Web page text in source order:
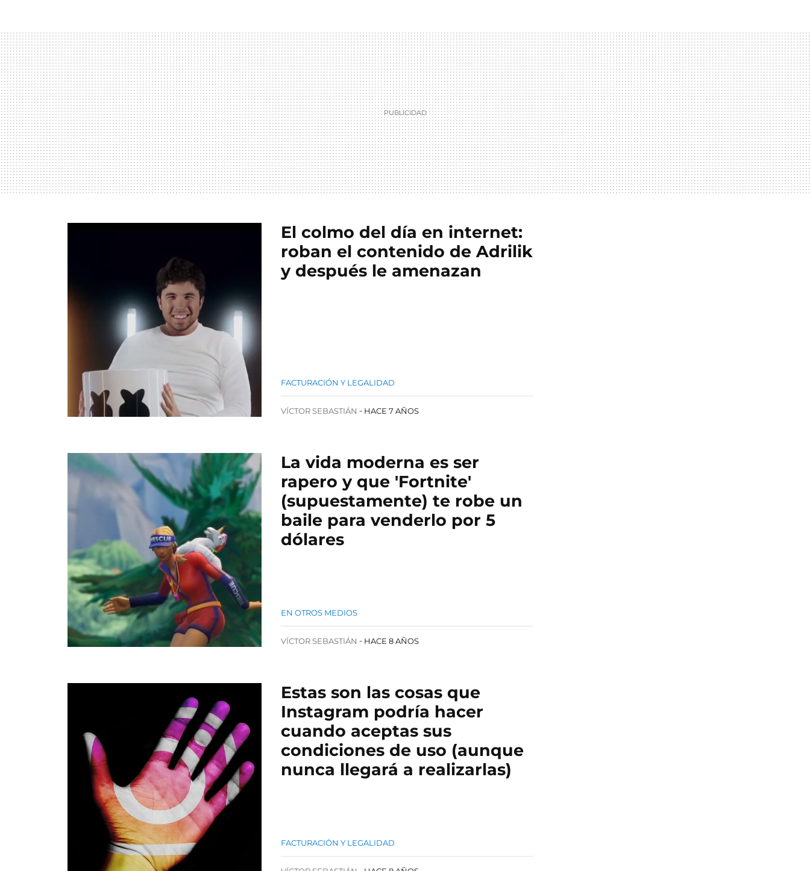
El colmo del día en internet:
roban el contenido de Adrilik
y después le amenazan
FACTURACIÓN Y LEGALIDAD
VÍCTOR SEBASTIÁN HACE 7 AÑOS
La vida moderna es ser
rapero y que 'Fortnite'
(supuestamente) te robe un
baile para venderlo por 5
dólares
EN OTROS MEDIOS
VÍCTOR SEBASTIÁN HACE 8 AÑOS
Estas son las cosas que
Instagram podría hacer
cuando aceptas sus
condiciones de uso (aunque
nunca llegará a realizarlas)
FACTURACIÓN Y LEGALIDAD